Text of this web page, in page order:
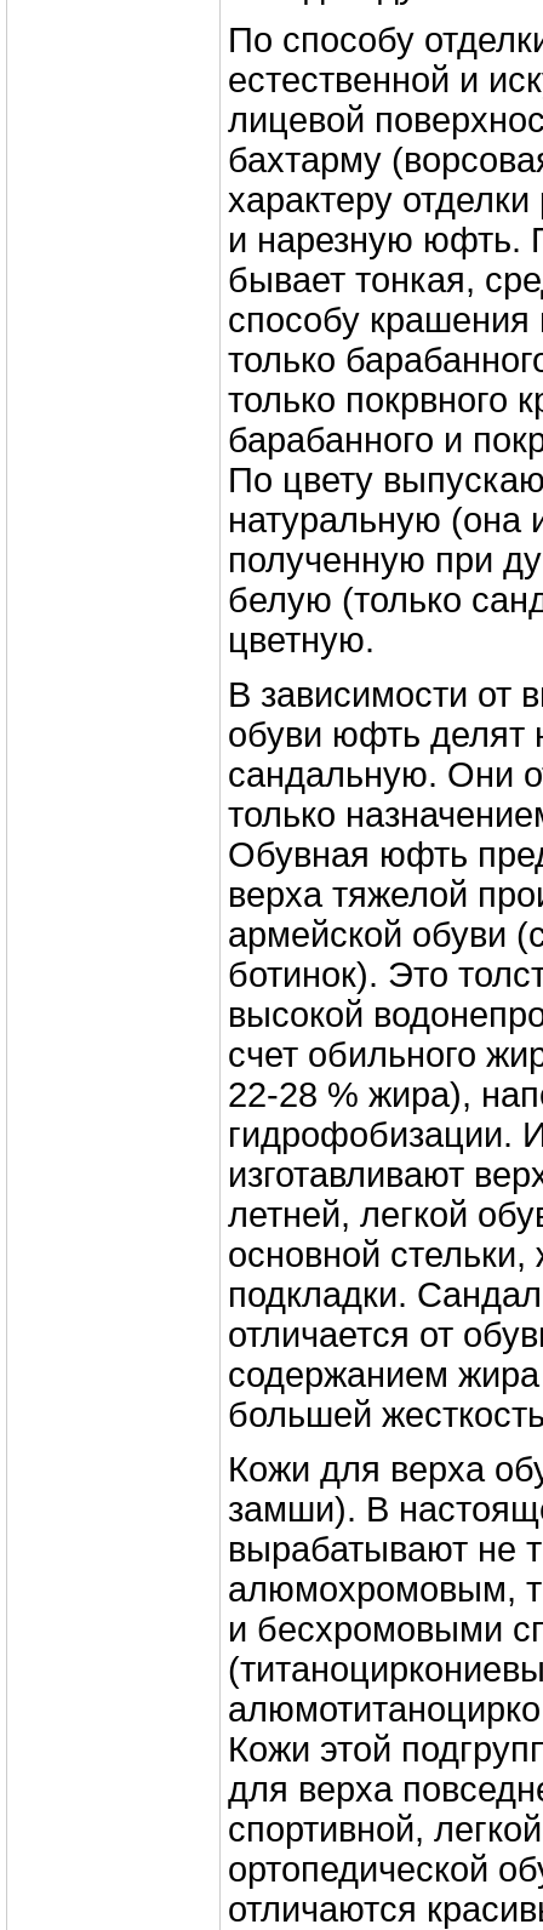
По способу
естественной и
лицевой
бахтарму
характеру
и нарезную юфть.
бывает тонкая,
способу
только
только покрвного
барабанного и
По цвету
натуральную (она
полученную при
белую (только
цветную.
В зависимости от
обуви юфть делят
сандальную. Они
только
Обувная юфть
верха тяжелой
армейской обуви
ботинок). Это
высокой
счет обильного
22-28 % жира),
гидрофобизации.
изготавливают
летней, легкой
основной стельки,
подкладки.
отличается от
содержанием
большей
Кожи для верха
замши). В
вырабатывают не
алюмохромовым,
и бесхромовыми
Кожи этой
для верха
спортивной,
ортопедической
отличаются